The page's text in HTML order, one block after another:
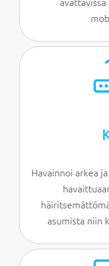
Havainnoi arkea
asumista niin